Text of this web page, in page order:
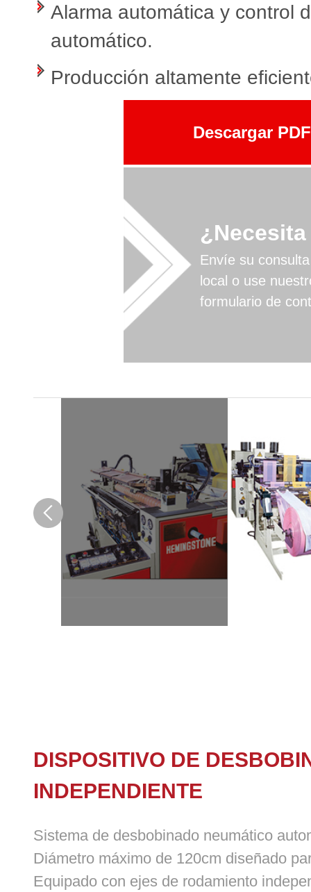
Alarma automática y control
automático.
Producción altamente
Descargar PDF
Envíe su
local o use
formulario de
DISPOSITIVO DE
INDEPENDIENTE
Sistema de desbobinado neumático
Diámetro máximo de 120cm diseñado
Equipado con ejes de rodamiento
El nuevo diseño de la estructura del